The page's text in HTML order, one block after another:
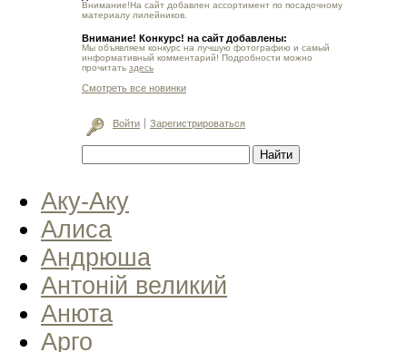
Внимание!На сайт добавлен ассортимент по посадочному
материалу лилейников.
Внимание! Конкурс! на сайт добавлены:
Мы объявляем конкурс на лучшую фотографию и самый
информативный комментарий! Подробности можно
прочитать здесь
Смотреть все новинки
Войти Зарегистрироваться
Аку-Аку
Алиса
Андрюша
Антоній великий
Анюта
Арго